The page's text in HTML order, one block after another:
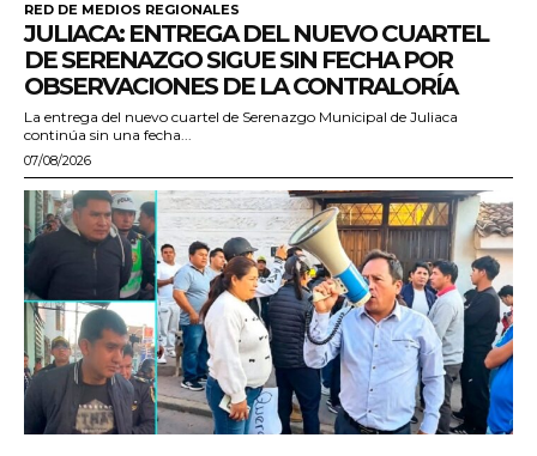
RED DE MEDIOS REGIONALES
JULIACA: ENTREGA DEL NUEVO CUARTEL
DE SERENAZGO SIGUE SIN FECHA POR
OBSERVACIONES DE LA CONTRALORÍA
La entrega del nuevo cuartel de Serenazgo Municipal de Juliaca
continúa sin una fecha...
07/08/2026